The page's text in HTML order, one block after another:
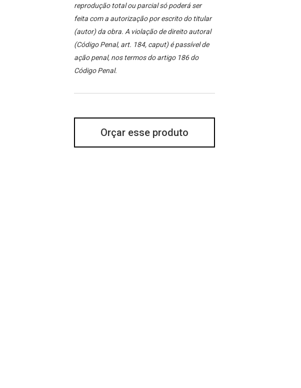
reprodução total ou parcial só poderá ser
feita com a autorização por escrito do titular
(autor) da obra. A violação de direito autoral
(Código Penal, art. 184, caput) é passível de
ação penal, nos termos do artigo 186 do
Código Penal.
Orçar esse produto